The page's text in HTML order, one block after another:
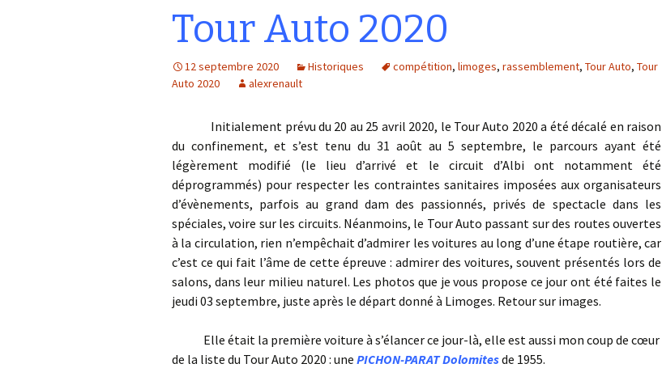
Tour Auto 2020
12 septembre 2020 Historiques compétition, limoges, rassemblement, Tour Auto, Tour
Auto 2020
alexrenault
Initialement prévu du 20 au 25 avril 2020, le Tour Auto 2020 a été décalé en raison
du confinement, et s’est tenu du 31 août au 5 septembre, le parcours ayant été
légèrement modifié (le lieu d’arrivé et le circuit d’Albi ont notamment été
déprogrammés) pour respecter les contraintes sanitaires imposées aux organisateurs
d’évènements, parfois au grand dam des passionnés, privés de spectacle dans les
spéciales, voire sur les circuits. Néanmoins, le Tour Auto passant sur des routes ouvertes
à la circulation, rien n’empêchait d’admirer les voitures au long d’une étape routière, car
c’est ce qui fait l’âme de cette épreuve : admirer des voitures, souvent présentés lors de
salons, dans leur milieu naturel. Les photos que je vous propose ce jour ont été faites le
jeudi 03 septembre, juste après le départ donné à Limoges. Retour sur images.
Elle était la première voiture à s’élancer ce jour-là, elle est aussi mon coup de cœur
de la liste du Tour Auto 2020 : une PICHON-PARAT Dolomitesde 1955.